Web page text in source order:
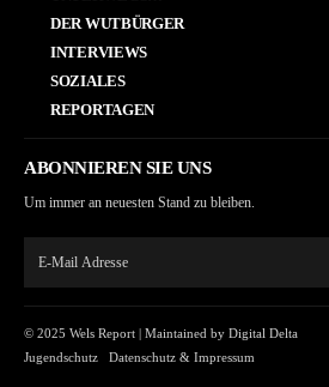
DER WUTBÜRGER
INTERVIEWS
SOZIALES
REPORTAGEN
ABONNIEREN SIE UNS
Um immer an neuesten Stand zu bleiben.
© 2025 Wels Report | Maintained by Digital Delta
Jugendschutz
Datenschutz & Impressum